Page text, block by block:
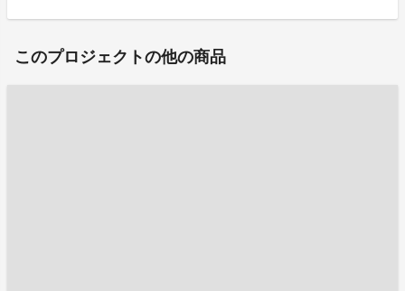
このプロジェクトの他の商品